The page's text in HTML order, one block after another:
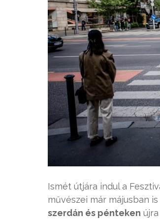
Ismét útjára indul a
művészei már májusban
szerdán és pénteken